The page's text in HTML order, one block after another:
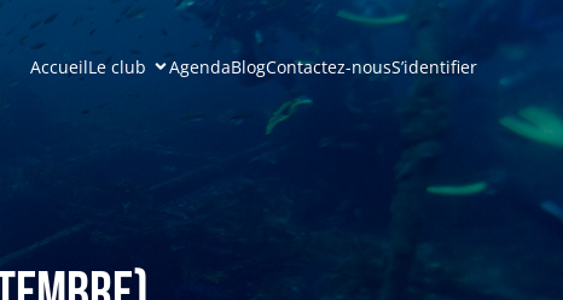
AccueilLe club AgendaBlogContactez-nousS’identifier